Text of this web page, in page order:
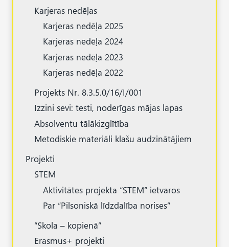
Karjeras nedēļas
Karjeras nedēļa 2025
Karjeras nedēļa 2024
Karjeras nedēļa 2023
Karjeras nedēļa 2022
Projekts Nr. 8.3.5.0/16/I/001
Izzini sevi: testi, noderīgas mājas lapas
Absolventu tālākizglītība
Metodiskie materiāli klašu audzinātājiem
Projekti
STEM
Aktivitātes projekta “STEM” ietvaros
Par “Pilsoniskā līdzdalība norises”
“Skola – kopienā”
Erasmus+ projekti